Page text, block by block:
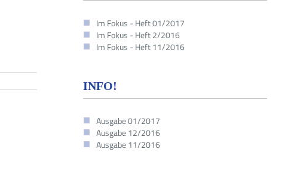
Im Fokus - Heft 01/2017
Im Fokus - Heft 2/2016
Im Fokus - Heft 11/2016
INFO!
Ausgabe 01/2017
Ausgabe 12/2016
Ausgabe 11/2016